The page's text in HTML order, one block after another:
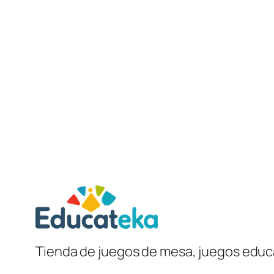
Tienda de juegos de mesa, juegos